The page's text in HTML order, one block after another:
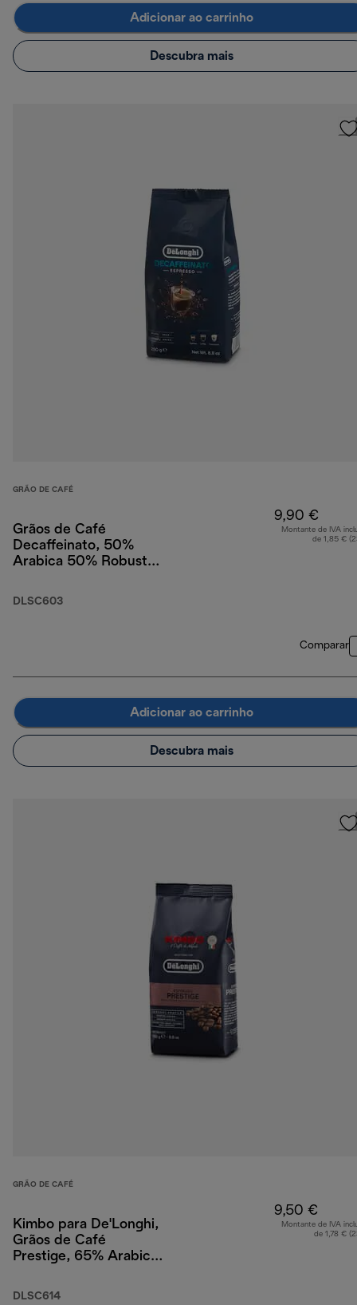
Adicionar ao carrinho
Descubra mais
GRÃO DE CAFÉ
Grãos de Café
Decaffeinato, 50%
Arabica 50% Robusta,
DLSC603
9,90 €
Montante de IVA
de 1,85 €
Comparar
Adicionar ao carrinho
Descubra mais
GRÃO DE CAFÉ
Kimbo para De'Longhi,
Grãos de Café
Prestige, 65% Arabica
DLSC614
9,50 €
Montante de IVA
de 1,78 €